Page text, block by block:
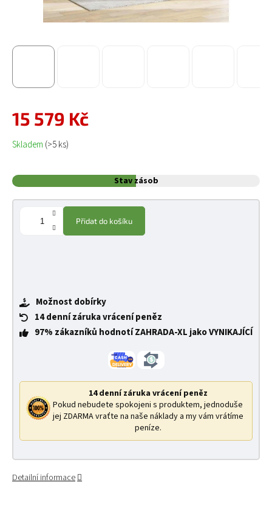
15 579 Kč
Měrná cena:
Skladem (>5 ks)
Stav zásob
Přidat do košíku
Možnost dobírky
14 denní záruka vrácení peněz
97% zákazníků hodnotí ZAHRADA-XL jako VYNIKAJÍCÍ
14 denní záruka vrácení peněz
Pokud nebudete spokojeni s produktem, jednoduše
jej ZDARMA vraťte na naše náklady a my vám vrátíme
peníze.
Detailní informace